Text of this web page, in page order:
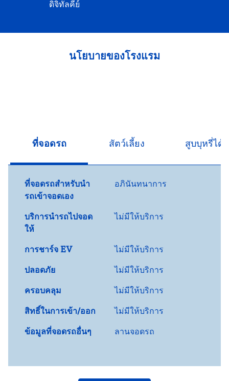
ดิจิทัลคีย์
นโยบายของโรงแรม
ที่จอดรถ สัตว์เลี้ยง สูบบุหรี่ได้
ที่จอดรถสำหรับนำ
รถเข้าจอดเอง
อภินันทนาการ
บริการนำรถไปจอด
ให้
ไม่มีให้บริการ
การชาร์จ EV
ไม่มีให้บริการ
ปลอดภัย
ไม่มีให้บริการ
ครอบคลุม
ไม่มีให้บริการ
สิทธิ์ในการเข้า/ออก
ไม่มีให้บริการ
ข้อมูลที่จอดรถอื่นๆ
ลานจอดรถ